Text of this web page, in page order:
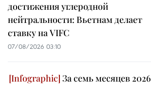
достижения углеродной
нейтральности: Вьетнам делает
ставку на VIFC
07/08/2026 03:10
За семь месяцев 2026